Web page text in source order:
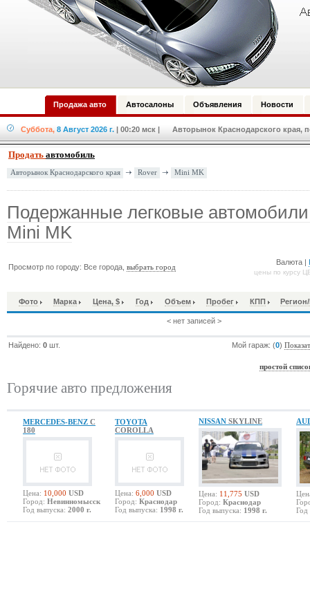
Продажа авто Автосалоны Объявления Новости
Суббота, 8 Август 2026 г. | 00:20 мск | Авторынок Краснодарского края,
Продать автомобиль
Авторынок Краснодарского края Rover Mini MK
Подержанные легковые
Mini MK
Просмотр по городу: Все города,выбрать город
Валюта |
цены по курсу
Фото Марка Цена, $ Год Объем Пробег КПП
< нет записей >
Найдено:0 шт. Мой гараж: (0)
простой
Горячие авто предложения
MERCEDES-BENZ C
180
Цена: 10,000 USD
Город: Невинномысск
Год выпуска: 2000 г.
TOYOTA
COROLLA
Цена: 6,000 USD
Город: Краснодар
Год выпуска: 1998 г.
NISSAN SKYLINE
Цена: 11,775 USD
Город: Краснодар
Год выпуска: 1998 г.
Год